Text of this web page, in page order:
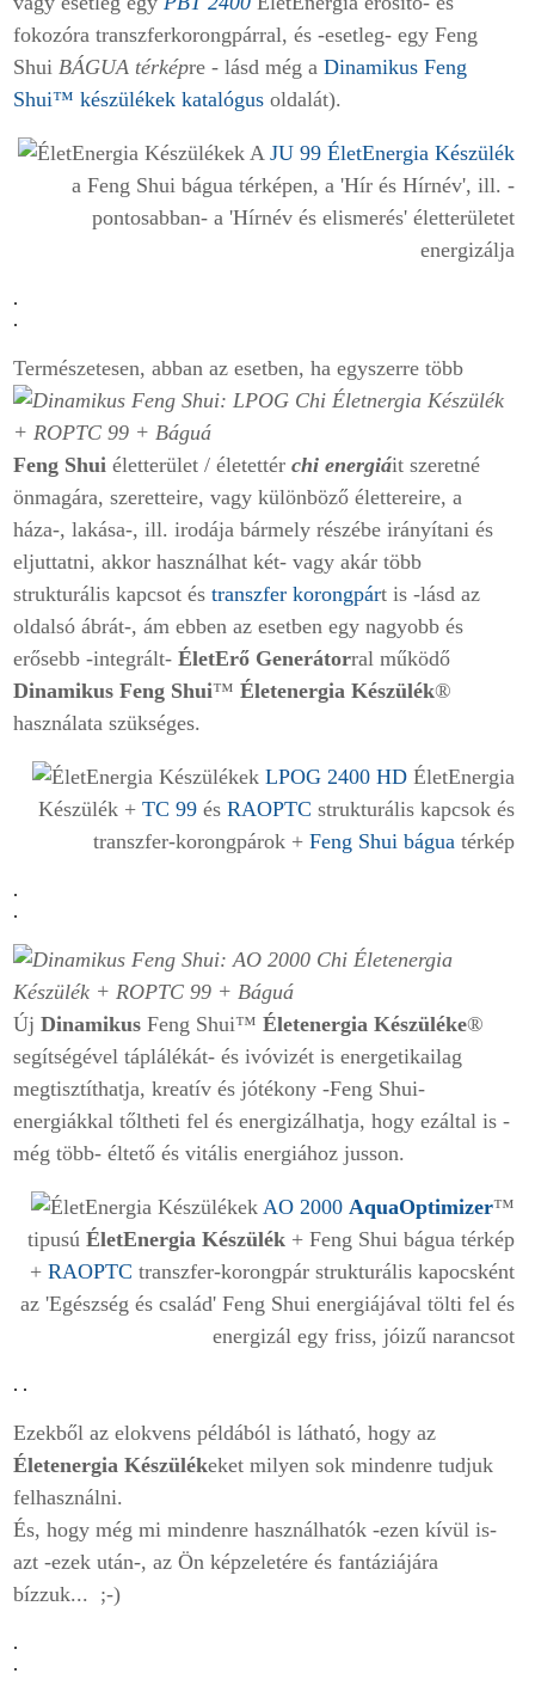
fokozóra transzferkorongpárral, és -esetleg- egy Feng
Shui BÁGUA térképre - lásd még a Dinamikus Feng
Shui™ készülékek katalógus oldalát).
A JU 99 ÉletEnergia Készülék
a Feng Shui bágua térképen, a 'Hír és Hírnév', ill. -
pontosabban- a 'Hírnév és elismerés' életterületet
energizálja
.
.
Természetesen, abban az esetben, ha egyszerre több
Feng Shui életterület / életettér chi energiáit szeretné
önmagára, szeretteire, vagy különböző élettereire, a
háza-, lakása-, ill. irodája bármely részébe irányítani és
eljuttatni, akkor használhat két- vagy akár több
strukturális kapcsot és transzfer korongpárt is -lásd az
oldalsó ábrát-, ám ebben az esetben egy nagyobb és
erősebb -integrált- ÉletErő Generátorral működő
Dinamikus Feng Shui™ Életenergia Készülék®
használata szükséges.
LPOG 2400 HD ÉletEnergia
Készülék + TC 99 és RAOPTC strukturális kapcsok és
transzfer-korongpárok + Feng Shui bágua térkép
.
.
Új Dinamikus Feng Shui™ Életenergia Készüléke®
segítségével táplálékát- és ivóvizét is energetikailag
megtisztíthatja, kreatív és jótékony -Feng Shui-
energiákkal tőltheti fel és energizálhatja, hogy ezáltal is -
még több- éltető és vitális energiához jusson.
AO 2000 AquaOptimizer™
tipusú ÉletEnergia Készülék + Feng Shui bágua térkép
+ RAOPTC transzfer-korongpár strukturális kapocsként
az 'Egészség és család' Feng Shui energiájával tölti fel és
energizál egy friss, jóizű narancsot
. .
Ezekből az elokvens példából is látható, hogy az
Életenergia Készülékeket milyen sok mindenre tudjuk
felhasználni.
És, hogy még mi mindenre használhatók -ezen kívül is-
azt -ezek után-, az Ön képzeletére és fantáziájára
bízzuk... ;-)
.
.